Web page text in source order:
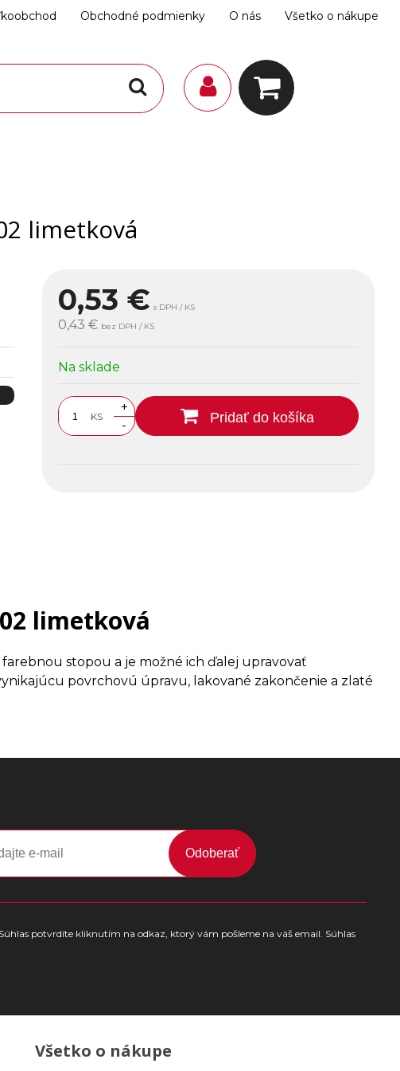
Obchodné podmienky O nás Všetko o nákupe
limetková
0,53 € s DPH / KS
0,43 € bez DPH / KS
Na sklade
KS
+
-
Pridať do košíka
limetková
stopou a je možné ich ďalej upravovať
povrchovú úpravu, lakované zakončenie a zlaté
Odoberať
potvrdíte kliknutím na odkaz, ktorý vám pošleme na váš email. Súhlas
Všetko o nákupe